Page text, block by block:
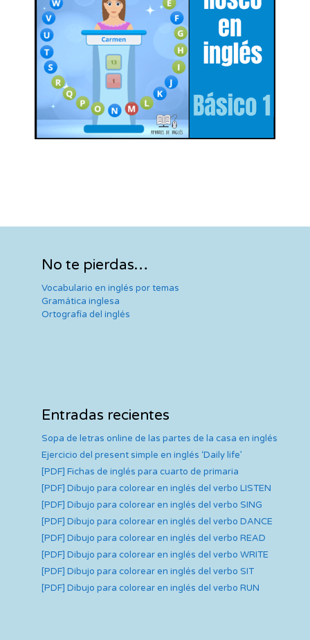
No te pierdas…
Vocabulario en inglés por temas
Gramática inglesa
Ortografía del inglés
Entradas recientes
Sopa de letras online de las partes de la casa en inglés
Ejercicio del present simple en inglés ‘Daily life’
[PDF] Fichas de inglés para cuarto de primaria
[PDF] Dibujo para colorear en inglés del verbo LISTEN
[PDF] Dibujo para colorear en inglés del verbo SING
[PDF] Dibujo para colorear en inglés del verbo DANCE
[PDF] Dibujo para colorear en inglés del verbo READ
[PDF] Dibujo para colorear en inglés del verbo WRITE
[PDF] Dibujo para colorear en inglés del verbo SIT
[PDF] Dibujo para colorear en inglés del verbo RUN